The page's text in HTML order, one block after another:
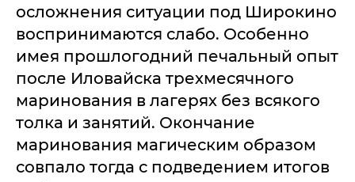
осложнения ситуации под Широкино
воспринимаются слабо. Особенно
имея прошлогодний печальный опыт
после Иловайска трехмесячного
маринования в лагерях без всякого
толка и занятий. Окончание
маринования магическим образом
совпало тогда с подведением итогов